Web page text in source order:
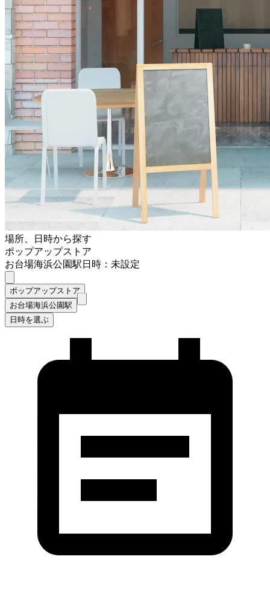
場所、日時から探す
ポップアップストア
お台場海浜公園駅日時：未設定
ポップアップストア
お台場海浜公園駅
日時を選ぶ